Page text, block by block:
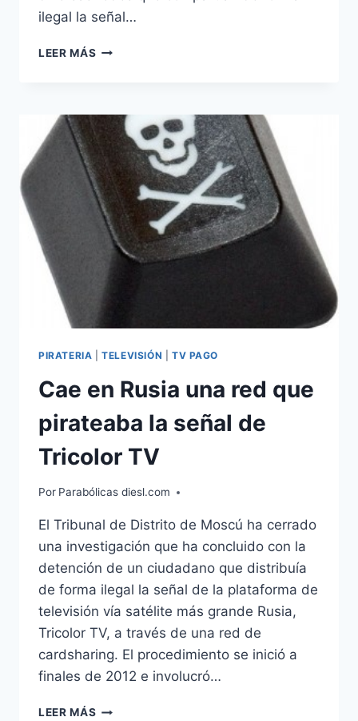
ilegal la señal…
LEER MÁS RUSIA
LEY
ANTIPIRATERÍA
PIRATERIA |TELEVISIÓN TV PAGO
Cae en Rusia una red que
pirateaba la señal de
Tricolor TV
Por Parabólicas diesl.com
El Tribunal de Distrito de Moscú ha cerrado
una investigación que ha concluido con la
detención de un ciudadano que distribuía
de forma ilegal la señal de la plataforma de
televisión vía satélite más grande Rusia,
Tricolor TV, a través de una red de
cardsharing. El procedimiento se inició a
finales de 2012 e involucró…
LEER MÁS CAE